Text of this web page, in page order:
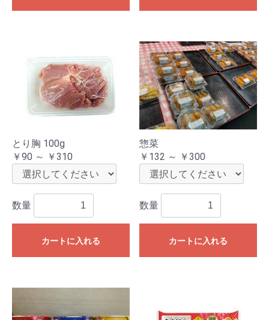
とり胸 100g
￥90 ～ ￥310
数量
カートに入れる
惣菜
￥132 ～ ￥300
数量
カートに入れる